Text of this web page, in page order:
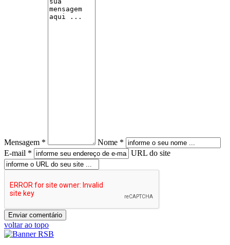
Mensagem *
Nome *
E-mail *
URL do site
voltar ao topo